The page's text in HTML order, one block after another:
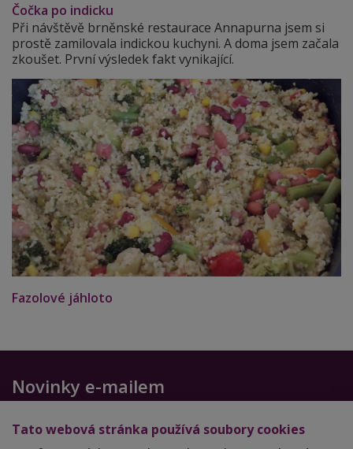
Čočka po indicku
Při návštěvě brněnské restaurace Annapurna jsem si
prostě zamilovala indickou kuchyni. A doma jsem začala
zkoušet. První výsledek fakt vynikající.
Fazolové jáhloto
Novinky e-mailem
Chcete-li dostávat další zdravé recepty a cenné rady,
Tato webová stránka používá soubory cookies